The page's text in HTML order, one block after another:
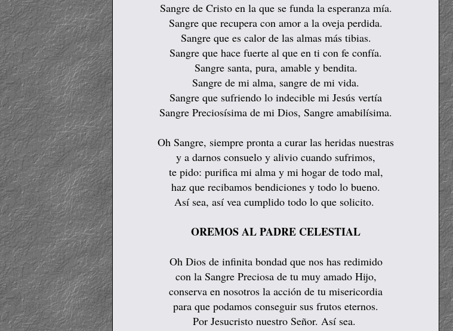
Sangre de Cristo en la que se funda la esperanza mía.
Sangre que recupera con amor a la oveja perdida.
Sangre que es calor de las almas más tibias.
Sangre que hace fuerte al que en ti con fe confía.
Sangre santa, pura, amable y bendita.
Sangre de mi alma, sangre de mi vida.
Sangre que sufriendo lo indecible mi Jesús vertía
Sangre Preciosísima de mi Dios, Sangre amabilísima.
Oh Sangre, siempre pronta a curar las heridas nuestras
y a darnos consuelo y alivio cuando sufrimos,
te pido: purifica mi alma y mi hogar de todo mal,
haz que recibamos bendiciones y todo lo bueno.
Así sea, así vea cumplido todo lo que solicito.
OREMOS AL PADRE CELESTIAL
Oh Dios de infinita bondad que nos has redimido
con la Sangre Preciosa de tu muy amado Hijo,
conserva en nosotros la acción de tu misericordia
para que podamos conseguir sus frutos eternos.
Por Jesucristo nuestro Señor. Así sea.